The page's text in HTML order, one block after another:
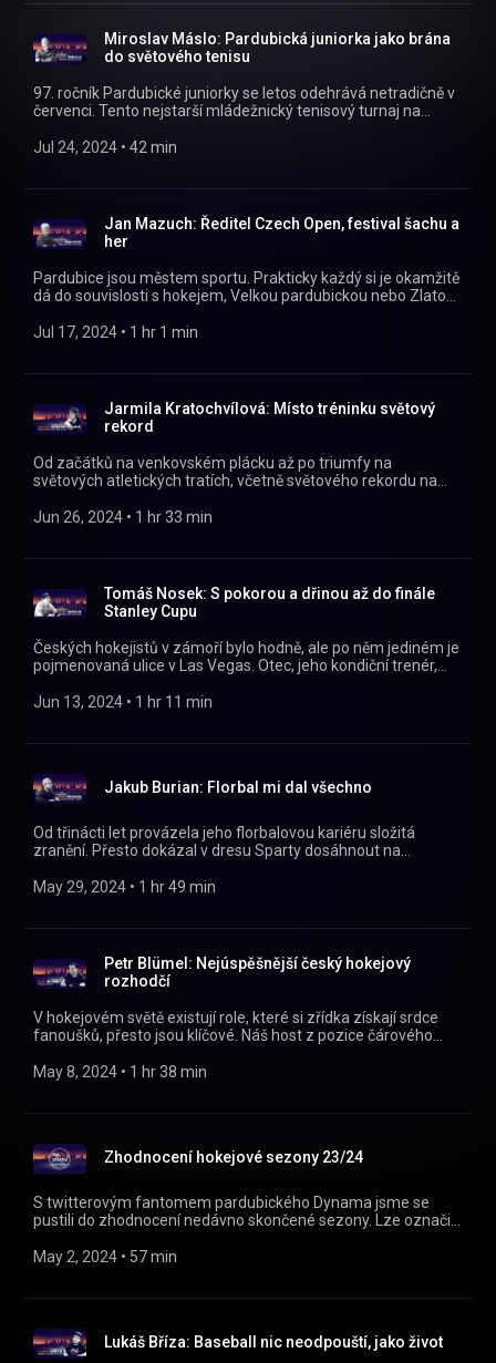
https://facebook.com/naplackupodcast/
Miroslav Máslo: Pardubická juniorka jako brána
do světového tenisu
97. ročník Pardubické juniorky se letos odehrává netradičně v
červenci. Tento nejstarší mládežnický tenisový turnaj na
Mezi nejslavnější vítěze patří legendy českého tenisu jako Ivan
https://instagram.com/naplackupodcast/
https://twitter.com/naplackupodcast
https://facebook.com/naplackupodcast/
Jul 24, 2024 • 42 min
Jan Mazuch: Ředitel Czech Open, festival šachu a
her
Pardubice jsou městem sportu. Prakticky každý si je okamžitě
dá do souvislosti s hokejem, Velkou pardubickou nebo Zlatou
největších šachových festivalů na světě, který se koná už 35
https://facebook.com/naplackupodcast/
Jul 17, 2024 • 1 hr 1 min
Jarmila Kratochvílová: Místo tréninku světový
rekord
Od začátků na venkovském plácku až po triumfy na
světových atletických tratích, včetně světového rekordu na
nám na běžecké dráze v Čáslavi vyprávěla Jarmila
Jun 26, 2024 • 1 hr 33 min
Tomáš Nosek: S pokorou a dřinou až do finále
Stanley Cupu
Českých hokejistů v zámoří bylo hodně, ale po něm jediném je
pojmenovaná ulice v Las Vegas. Otec, jeho kondiční trenér,
skromný dříč se z pozice nedraftovaného hráče probojoval do
https://twitter.com/naplackupodcast
https://facebook.com/naplackupodcast/
Jun 13, 2024 • 1 hr 11 min
Jakub Burian: Florbal mi dal všechno
Od třinácti let provázela jeho florbalovou kariéru složitá
zranění. Přesto dokázal v dresu Sparty dosáhnout na
pardubickým Sokolům. A sportovní žurnalistice. Na plácku
https://facebook.com/naplackupodcast/ 00:00 Úvod 00:38
Život florbalisty 37:23 Cesta k mediím 55:48 Novinář
Livesportu 01:06:14 Pád Sokola?
May 29, 2024 • 1 hr 49 min
Petr Blümel: Nejúspěšnější český hokejový
rozhodčí
V hokejovém světě existují role, které si zřídka získají srdce
fanoušků, přesto jsou klíčové. Náš host z pozice čárového
světových šampionátech. Jaké to je udržet klid a autoritu v
https://twitter.com/naplackupodcast
https://facebook.com/naplackupodcast/
May 8, 2024 • 1 hr 38 min
Zhodnocení hokejové sezony 23/24
S twitterovým fantomem pardubického Dynama jsme se
pustili do zhodnocení nedávno skončené sezony. Lze označit
neúspěch? Na tyto otázky budeme hledat odpovědi v diskuzi s
https://facebook.com/naplackupodcast/
May 2, 2024 • 57 min
Lukáš Bříza: Baseball nic neodpouští, jako život